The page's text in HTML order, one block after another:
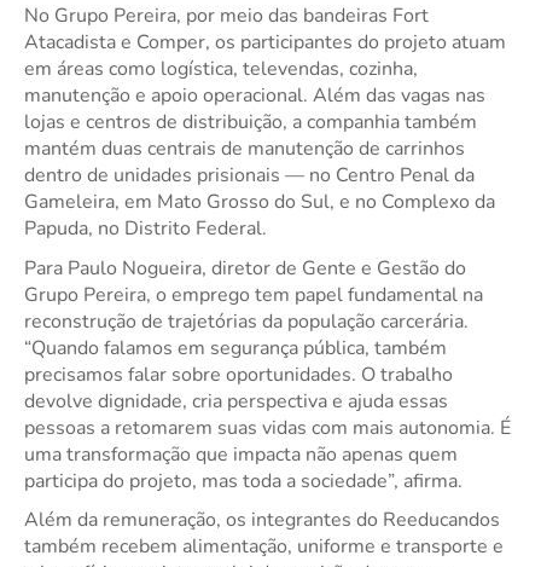
No Grupo Pereira, por meio das bandeiras Fort
Atacadista e Comper, os participantes do projeto atuam
em áreas como logística, televendas, cozinha,
manutenção e apoio operacional. Além das vagas nas
lojas e centros de distribuição, a companhia também
mantém duas centrais de manutenção de carrinhos
dentro de unidades prisionais — no Centro Penal da
Gameleira, em Mato Grosso do Sul, e no Complexo da
Papuda, no Distrito Federal.
Para Paulo Nogueira, diretor de Gente e Gestão do
Grupo Pereira, o emprego tem papel fundamental na
reconstrução de trajetórias da população carcerária.
“Quando falamos em segurança pública, também
precisamos falar sobre oportunidades. O trabalho
devolve dignidade, cria perspectiva e ajuda essas
pessoas a retomarem suas vidas com mais autonomia. É
uma transformação que impacta não apenas quem
participa do projeto, mas toda a sociedade”, afirma.
Além da remuneração, os integrantes do Reeducandos
também recebem alimentação, uniforme e transporte e